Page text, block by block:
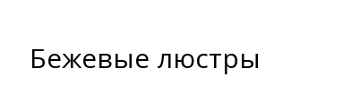
Бежевые люстры